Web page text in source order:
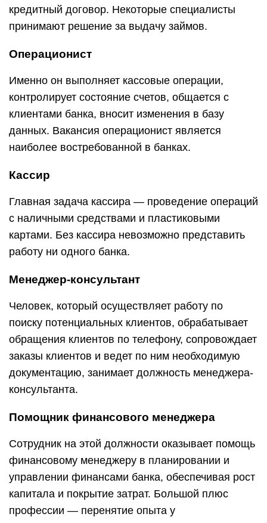
кредитный договор. Некоторые специалисты
принимают решение за выдачу займов.
Операционист
Именно он выполняет кассовые операции,
контролирует состояние счетов, общается с
клиентами банка, вносит изменения в базу
данных. Вакансия операционист является
наиболее востребованной в банках.
Кассир
Главная задача кассира — проведение операций
с наличными средствами и пластиковыми
картами. Без кассира невозможно представить
работу ни одного банка.
Менеджер-консультант
Человек, который осуществляет работу по
поиску потенциальных клиентов, обрабатывает
обращения клиентов по телефону, сопровождает
заказы клиентов и ведет по ним необходимую
документацию, занимает должность менеджера-
консультанта.
Помощник финансового менеджера
Сотрудник на этой должности оказывает помощь
финансовому менеджеру в планировании и
управлении финансами банка, обеспечивая рост
капитала и покрытие затрат. Большой плюс
профессии — перенятие опыта у